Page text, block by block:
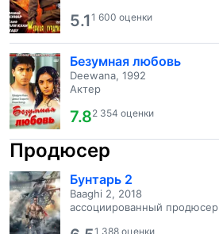
5.11 600 оценки
Безумная любовь
Deewana, 1992
Актер
7.82 354 оценки
Продюсер
Бунтарь 2
Baaghi 2, 2018
ассоциированный продюсер
1 388 оценки